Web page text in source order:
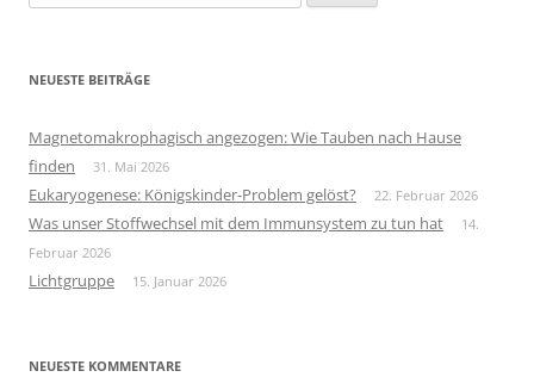
nach:
NEUESTE BEITRÄGE
Magnetomakrophagisch angezogen: Wie Tauben nach Hause
finden
31. Mai 2026
Eukaryogenese: Königskinder-Problem gelöst? 22. Februar 2026
Was unser Stoffwechsel mit dem Immunsystem zu tun hat
14.
Februar 2026
Lichtgruppe 15. Januar 2026
NEUESTE KOMMENTARE